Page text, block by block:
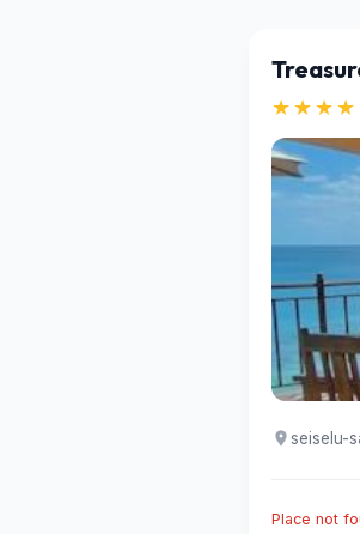
★★★★
seiselu-
Place not